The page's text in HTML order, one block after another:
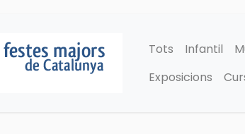
Tots Infantil
Exposicions